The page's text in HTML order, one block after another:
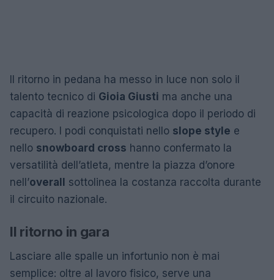
Il ritorno in pedana ha messo in luce non solo il
talento tecnico di Gioia Giusti ma anche una
capacità di reazione psicologica dopo il periodo di
recupero. I podi conquistati nello slope style e
nello snowboard cross hanno confermato la
versatilità dell’atleta, mentre la piazza d’onore
nell’overall sottolinea la costanza raccolta durante
il circuito nazionale.
Il ritorno in gara
Lasciare alle spalle un infortunio non è mai
semplice: oltre al lavoro fisico, serve una